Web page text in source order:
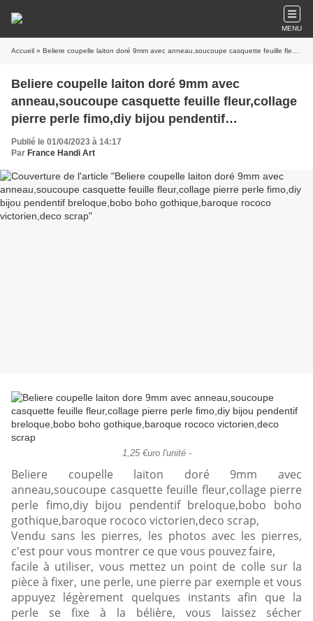
MENU
Accueil » Beliere coupelle laiton doré 9mm avec anneau,soucoupe casquette feuille fleur,collage pierre perle fimo,diy bijou pendentif breloque,bobo boho gothique,baroque rococo victorien,deco scrap
Beliere coupelle laiton doré 9mm avec
anneau,soucoupe casquette feuille fleur,collage
pierre perle fimo,diy bijou pendentif
breloque,bobo boho gothique,baroque rococo
victorien,deco scrap
Publié le 01/04/2023 à 14:17
Par France Handi Art
1,25 €uro l'unité -
Beliere coupelle laiton doré 9mm avec
anneau,soucoupe casquette feuille fleur,collage pierre
perle fimo,diy bijou pendentif breloque,bobo boho
gothique,baroque rococo victorien,deco scrap,
Vendu sans les pierres, les photos avec les pierres,
c'est pour vous montrer ce que vous pouvez faire,
facile à utiliser, vous mettez un point de colle sur la
pièce à fixer, une perle, une pierre par exemple et vous
appuyez légèrement quelques instants afin que la
perle se fixe à la bélière, vous laissez sécher